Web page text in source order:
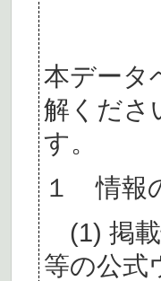
本データ
解くださ
す。
１ 情報
(1) 掲載
等の公式